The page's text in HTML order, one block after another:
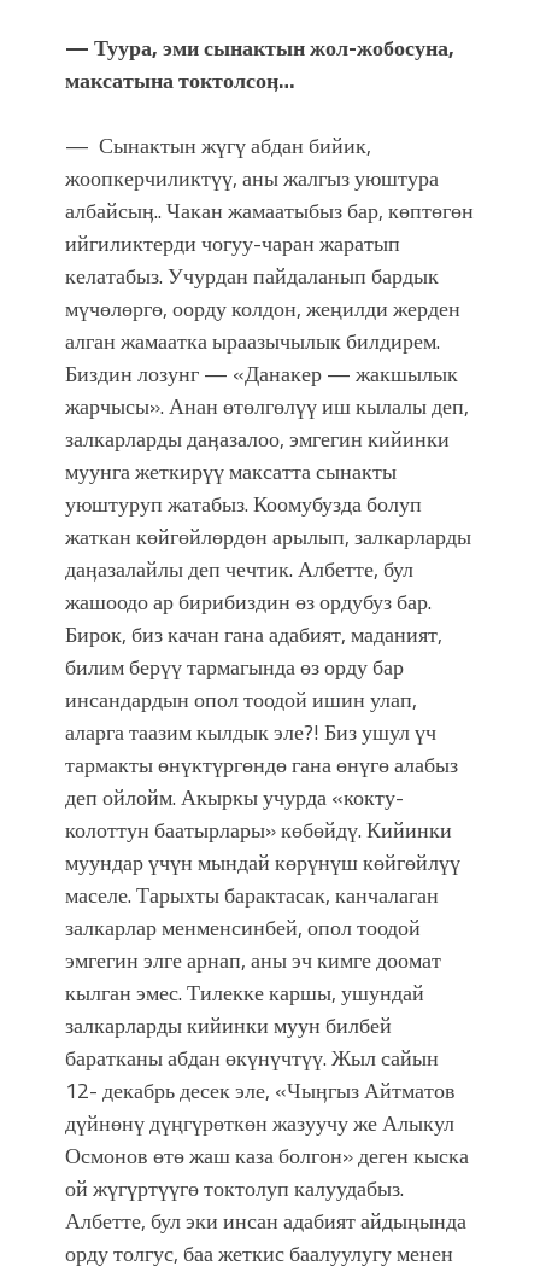
— Туура, эми сынактын жол-жобосуна,
максатына токтолсоӊ…
— Сынактын жүгү абдан бийик,
жоопкерчиликтүү, аны жалгыз уюштура
албайсыӊ.. Чакан жамаатыбыз бар, көптөгөн
ийгиликтерди чогуу-чаран жаратып
келатабыз. Учурдан пайдаланып бардык
мүчөлөргө, оорду колдон, жеңилди жерден
алган жамаатка ыраазычылык билдирем.
Биздин лозунг — «Данакер — жакшылык
жарчысы». Анан өтөлгөлүү иш кылалы деп,
залкарларды даӊазалоо, эмгегин кийинки
муунга жеткирүү максатта сынакты
уюштуруп жатабыз. Коомубузда болуп
жаткан көйгөйлөрдөн арылып, залкарларды
даӊазалайлы деп чечтик. Албетте, бул
жашоодо ар бирибиздин өз ордубуз бар.
Бирок, биз качан гана адабият, маданият,
билим берүү тармагында өз орду бар
инсандардын опол тоодой ишин улап,
аларга таазим кылдык эле?! Биз ушул үч
тармакты өнүктүргөндө гана өнүгө алабыз
деп ойлойм. Акыркы учурда «кокту-
колоттун баатырлары» көбөйдү. Кийинки
муундар үчүн мындай көрүнүш көйгөйлүү
маселе. Тарыхты барактасак, канчалаган
залкарлар менменсинбей, опол тоодой
эмгегин элге арнап, аны эч кимге доомат
кылган эмес. Тилекке каршы, ушундай
залкарларды кийинки муун билбей
баратканы абдан өкүнүчтүү. Жыл сайын
12- декабрь десек эле, «Чыӊгыз Айтматов
дүйнөнү дүңгүрөткөн жазуучу же Алыкул
Осмонов өтө жаш каза болгон» деген кыска
ой жүгүртүүгө токтолуп калуудабыз.
Албетте, бул эки инсан адабият айдыңында
орду толгус, баа жеткис баалуулугу менен